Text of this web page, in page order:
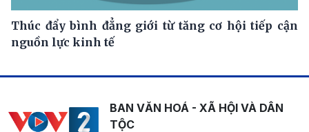
Thúc đẩy bình đẳng giới từ tăng cơ hội tiếp cận
nguồn lực kinh tế
BAN VĂN HOÁ - XÃ HỘI VÀ DÂN
TỘC